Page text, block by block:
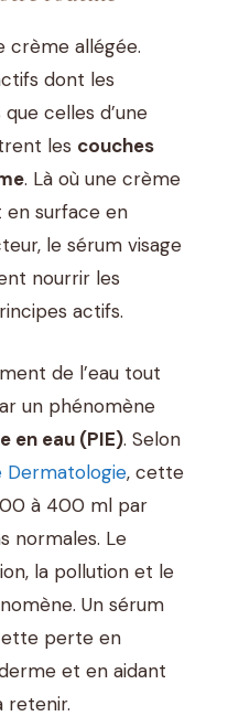
crème allégée.
dont les
celles d’une
les couches
. Là où une crème
surface en
le sérum visage
nourrir les
actifs.
de l’eau tout
un phénomène
en eau (PIE). Selon
Dermatologie, cette
à 400 ml par
normales. Le
la pollution et le
Un sérum
perte en
et en aidant
retenir.